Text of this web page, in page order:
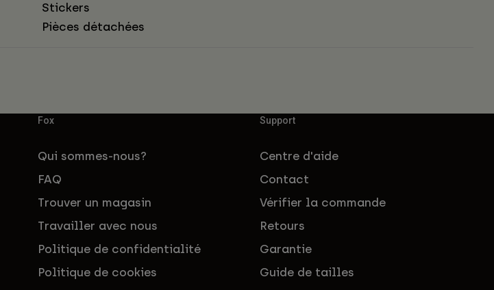
Stickers
Pièces détachées
Fox
Qui sommes-nous?
FAQ
Trouver un magasin
Travailler avec nous
Politique de confidentialité
Politique de cookies
Support
Centre d'aide
Contact
Vérifier la commande
Retours
Garantie
Guide de tailles